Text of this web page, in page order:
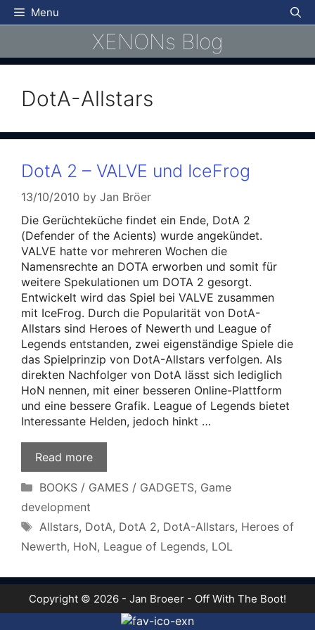
Skip
to
Menu
XENONs Blog
DotA-Allstars
DotA 2 – VALVE und IceFrog
13/10/2010 by Jan Bröer
Die Gerüchteküche findet ein Ende, DotA 2
(Defender of the Acients) wurde angekündet.
VALVE hatte vor mehreren Wochen die
Namensrechte an DOTA erworben und somit für
weitere Spekulationen um DOTA 2 gesorgt.
Entwickelt wird das Spiel bei VALVE zusammen
mit IceFrog. Durch die Popularität von DotA-
Allstars sind Heroes of Newerth und League of
Legends entstanden, zwei eigenständige Spiele die
das Spielprinzip von DotA-Allstars verfolgen. Als
direkten Nachfolger von DotA lässt sich lediglich
HoN nennen, mit einer besseren Online-Plattform
und eine bessere Grafik. League of Legends bietet
Interessante Helden, jedoch hinkt …
Read more
Categories
BOOKS / GAMES / GADGETS, Game
development
Tags
Allstars, DotA, DotA 2, DotA-Allstars, Heroes of
Newerth, HoN, League of Legends, LOL
Copyright © 2026 - Jan Broeer - Off With The Boot!